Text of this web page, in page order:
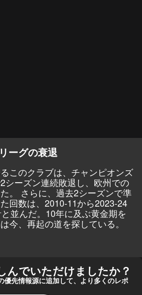
ーグの衰退
このクラブは、チャンピオンズ
シーズン連続敗退し、欧州での
。 さらに、過去2シーズンで準
回数は、2010-11から2023-24
並んだ。10年に及ぶ黄金期を
今、再起の道を探している。
んでいただけましたか？
先情報源に追加して、より多くのレポ